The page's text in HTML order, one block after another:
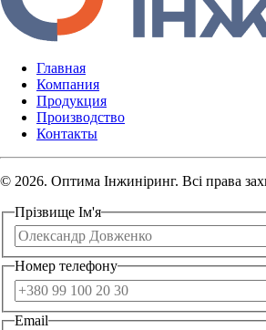
Главная
Компания
Продукция
Производство
Контакты
© 2026. Оптима Інжиніринг. Всі права
Прізвище Ім'я
Номер телефону
Email